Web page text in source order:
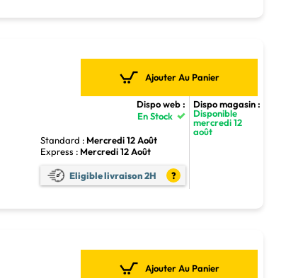
Ajouter Au Panier
Dispo web :
En Stock
Standard : Mercredi 12 Août
Express : Mercredi 12 Août
Eligible livraison 2H ?
Dispo magasin :
Disponible
mercredi 12
août
Ajouter Au Panier